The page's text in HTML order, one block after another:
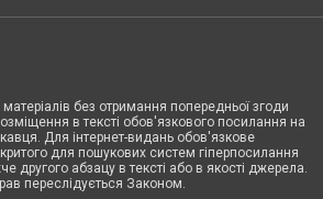
без отримання попередньої згоди
в тексті обов'язкового посилання на
Для інтернет-видань обов'язкове
для пошукових систем гіперпосилання
другого абзацу в тексті або в якості джерела.
переслідується Законом.